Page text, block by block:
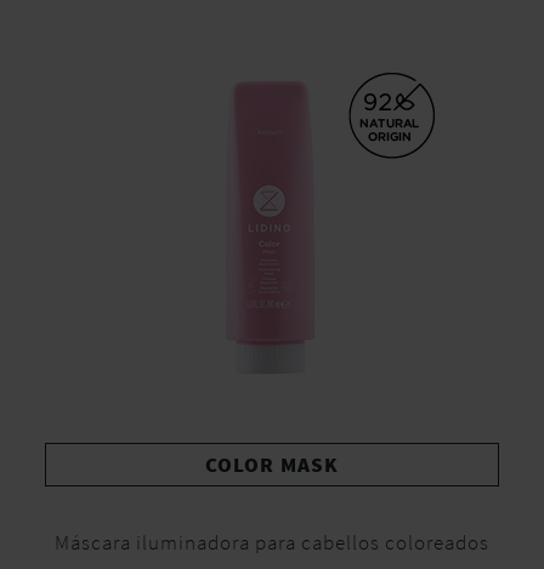
COLOR MASK
Máscara iluminadora para cabellos coloreados